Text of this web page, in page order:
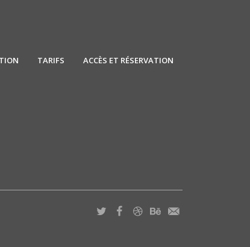
TARIFS ACCÈS ET RÉSERVATION